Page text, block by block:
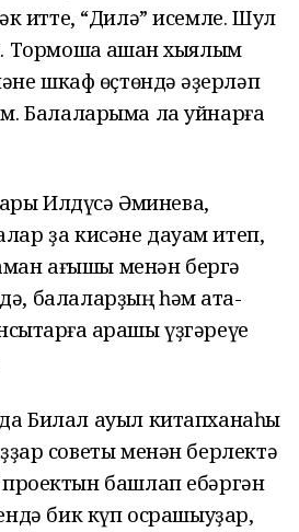
итте, “Дилә” исемле. Шул
Тормошҡа ашҡан хыялым
шкаф өҫтөндә ҡәҙерләп
Балаларыма ла уйнарға
Илдүсә Әминева,
ҙа кисәне дауам итеп,
ағышы менән бергә
ә, балаларҙың һәм ата-
ға ҡарашыүҙгәреүе
аБилал ауыл китапханаһы
ҙҙар советы менән берлектә
проектын башлап ебәргән
ә биккүп осрашыуҙар,